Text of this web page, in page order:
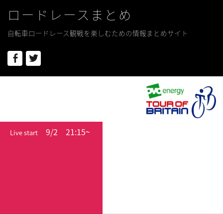
ロードレースまとめ
自転車ロードレース観戦を楽しむための情報まとめサイト
Facebook
Live start 9/2 21:15~